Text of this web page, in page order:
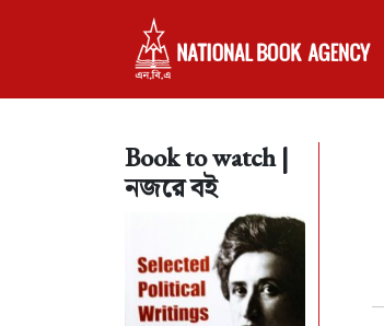
Book to watch |
নজরে বই